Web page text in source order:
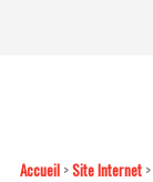
Accueil >Site Internet >